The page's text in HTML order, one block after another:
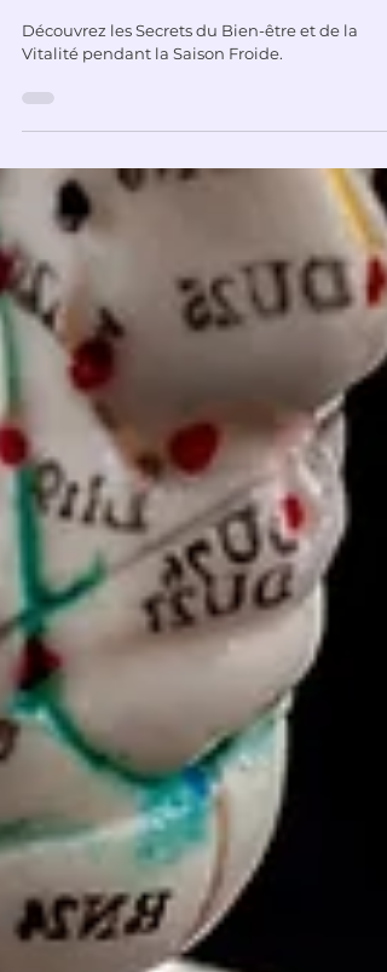
Francois Vautrelle
Cet Hiver : Renforcez
vos Reins et Vessie
avec le Shiatsu !
Découvrez les Secrets du Bien-être et de la
Vitalité pendant la Saison Froide.